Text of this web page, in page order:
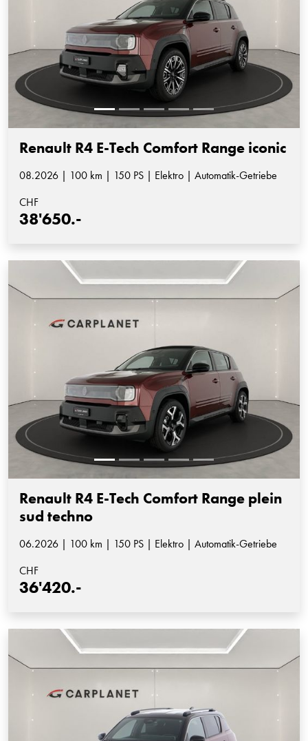
Renault R4 E-Tech Comfort Range iconic
08.2026 | 100 km | 150 PS | Elektro | Automatik-Getriebe
CHF
38'650.-
Renault R4 E-Tech Comfort Range plein
sud techno
06.2026 | 100 km | 150 PS | Elektro | Automatik-Getriebe
CHF
36'420.-